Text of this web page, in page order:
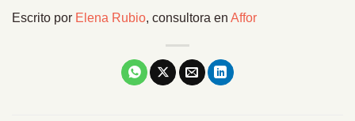
Escrito por Elena Rubio, consultora en Affor